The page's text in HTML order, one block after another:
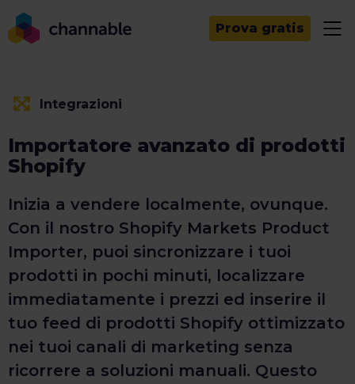
Prova gratis
Integrazioni
Importatore avanzato di prodotti
Shopify
Inizia a vendere localmente, ovunque.
Con il nostro Shopify Markets Product
Importer, puoi sincronizzare i tuoi
prodotti in pochi minuti, localizzare
immediatamente i prezzi ed inserire il
tuo feed di prodotti Shopify ottimizzato
nei tuoi canali di marketing senza
ricorrere a soluzioni manuali. Questo